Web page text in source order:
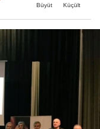
Büyüt Küçült